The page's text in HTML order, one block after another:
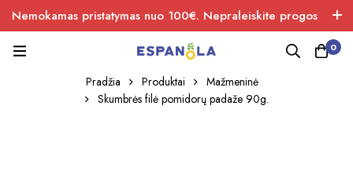
Nemokamas pristatymas nuo 100€. Nepraleiskite progos
įsigiti naujos produkcijos.
0
Pradžia Produktai
Mažmeninė
Skumbrės filė pomidorų padaže 90g.